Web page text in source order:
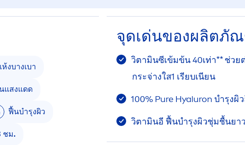
งบางเบา
แสงแดด
ฟื้นบำรุงผิว
ชม.
จุดเด่นของผลิตภั
วิตามินซีเข้มข้น 40เท่า** ช่ว
กระจ่างใส1 เรียบเนียน
100% Pure Hyaluron บำรุงผิ
วิตามินอี ฟื้นบำรุงผิวชุ่มชื้นยา